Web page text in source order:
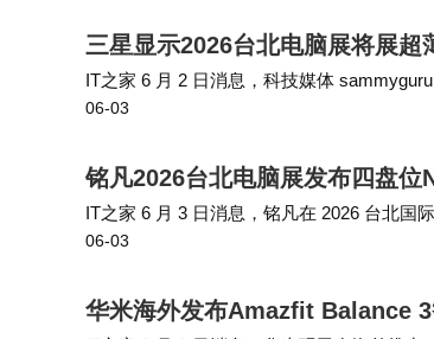
三星显示2026台北电脑展将展
IT之家 6 月 2 日消息，科技媒体
sung Display）展示面向笔记本的超薄
06-03
铭凡2026台北电脑展发布四盘
IT之家 6 月 3 日消息，铭凡在 2026 台北国
息。IT之家注意到，这款 NAS 采用全金属
06-03
华米海外发布Amazfit Balance